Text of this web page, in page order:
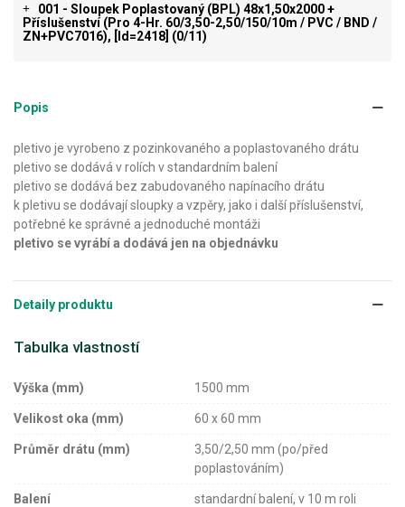
+
001 - Sloupek Poplastovaný (BPL) 48x1,50x2000 +
Příslušenství (pro 4-Hr. 60/3,50-2,50/150/10m / PVC / BND /
ZN+PVC7016), [id=2418] (0/11)
Popis
pletivo je vyrobeno z pozinkovaného a poplastovaného drátu
pletivo se dodává v rolích v standardním balení
pletivo se dodává bez zabudovaného napínacího drátu
k pletivu se dodávají sloupky a vzpěry, jako i další příslušenství,
potřebné ke správné a jednoduché montáži
pletivo se vyrábí a dodává jen na objednávku
Detaily produktu
Tabulka vlastností
Výška (mm) 1500 mm
Velikost oka (mm) 60 x 60 mm
Průměr drátu (mm)
3,50/2,50 mm (po/před
poplastováním)
Balení standardní balení, v 10 m roli